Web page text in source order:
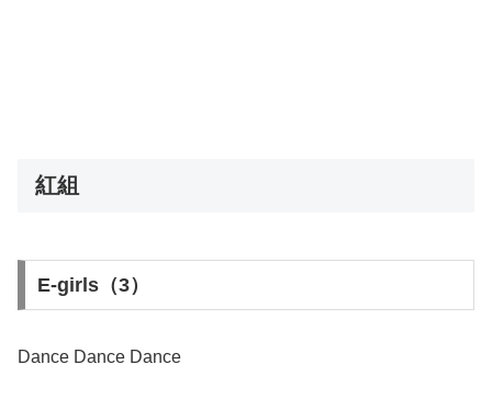
紅組
E-girls（3）
Dance Dance Dance